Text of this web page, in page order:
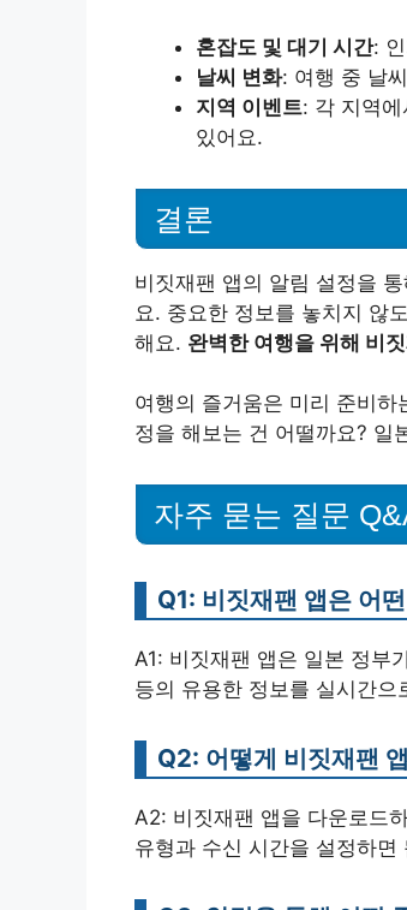
혼잡도 및 대기 시간:
날씨 변화: 여행 중 날
지역 이벤트: 각 지역
있어요.
결론
비짓재팬 앱의 알림 설정을
요. 중요한 정보를 놓치지 않
해요. 완벽한 여행을 위해 비
여행의 즐거움은 미리 준비
정을 해보는 건 어떨까요? 일
자주 묻는 질문
Q1: 비짓재팬 앱은 어
A1: 비짓재팬 앱은 일본 정부
등의 유용한 정보를 실시간으
Q2: 어떻게 비짓재팬
A2: 비짓재팬 앱을 다운로드
유형과 수신 시간을 설정하면